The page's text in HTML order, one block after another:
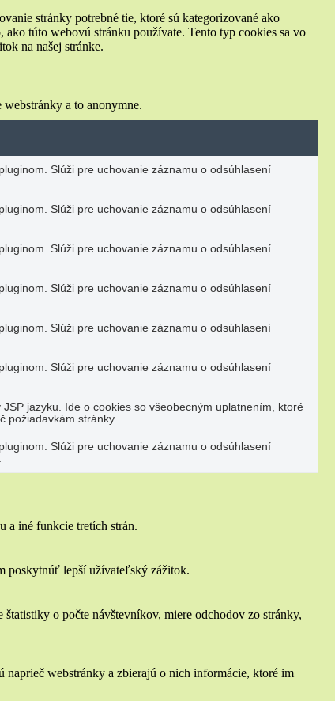
stránky potrebné tie, ktoré sú kategorizované ako
túto webovú stránku používate. Tento typ cookies sa vo
na našej stránke.
a to anonymne.
Slúži pre uchovanie záznamu o odsúhlasení
Slúži pre uchovanie záznamu o odsúhlasení
Slúži pre uchovanie záznamu o odsúhlasení
Slúži pre uchovanie záznamu o odsúhlasení
Slúži pre uchovanie záznamu o odsúhlasení
Slúži pre uchovanie záznamu o odsúhlasení
jazyku. Ide o cookies so všeobecným uplatnením, ktoré
požiadavkám stránky.
Slúži pre uchovanie záznamu o odsúhlasení
a iné funkcie tretích strán.
poskytnúť lepší užívateľský zážitok.
o počte návštevníkov, miere odchodov zo stránky,
webstránky a zbierajú o nich informácie, ktoré im